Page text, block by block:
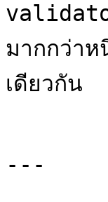
มากกว่า
เดียวกัน
---